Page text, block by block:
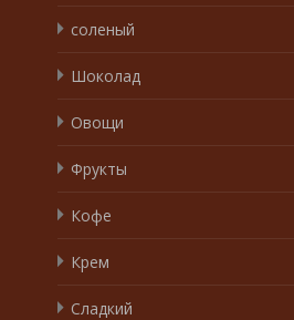
соленый
Шоколад
Овощи
Фрукты
Кофе
Крем
Сладкий